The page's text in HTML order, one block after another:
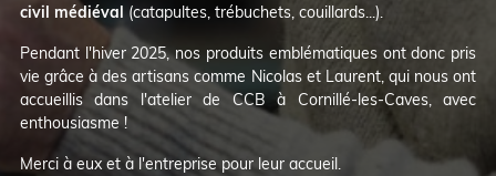
civil médiéval (catapultes, trébuchets, couillards...).
Pendant l'hiver 2025, nos produits emblématiques ont donc pris
vie grâce à des artisans comme Nicolas et Laurent, qui nous ont
accueillis dans l'atelier de CCB à Cornillé-les-Caves, avec
enthousiasme !
Merci à eux et à l'entreprise pour leur accueil.